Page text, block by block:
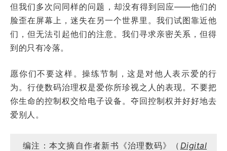
但我们多次问同样的问题，却没有得到回应——他们的
脸歪在屏幕上，迷失在另一个世界里。我们试图靠近他
们，但无法引起他们的注意。我们寻求亲密关系，但得
到的只有冷落。
愿你们不要这样。操练节制，这是对他人表示爱的行
为。行使数码治理权是爱你所珍视之人的表现。不要把
你生命的控制权交给电子设备。夺回控制权并好好地去
爱别人。
编注：本文摘自作者新书《治理数码》（ Digital